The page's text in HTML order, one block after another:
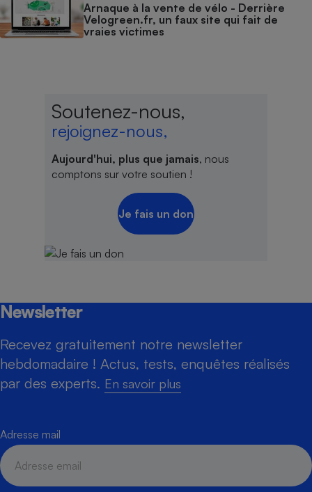
Arnaque à la vente de vélo - Derrière
Velogreen.fr, un faux site qui fait de
vraies victimes
Soutenez-nous,
rejoignez-nous,
Aujourd'hui, plus que jamais, nous
comptons sur votre soutien !
Je fais un don
Newsletter
Recevez gratuitement notre newsletter
hebdomadaire ! Actus, tests, enquêtes réalisés
par des experts. En savoir plus
Adresse mail